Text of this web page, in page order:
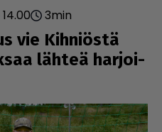
3min
vie Kihniöstä
lähteä har­joi­